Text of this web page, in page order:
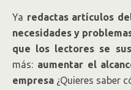
Ya redactas artículos
necesidades y
que los lectores se
más: aumentar el
empresa ¿Quieres saber